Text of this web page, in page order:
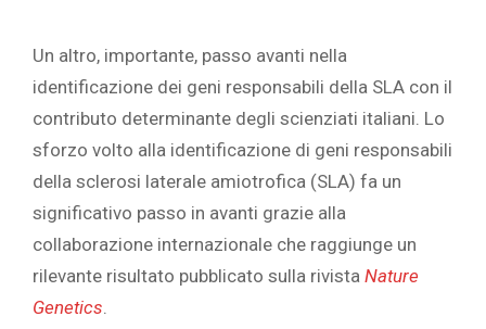
Un altro, importante, passo avanti nella
identificazione dei geni responsabili della SLA con il
contributo determinante degli scienziati italiani. Lo
sforzo volto alla identificazione di geni responsabili
della sclerosi laterale amiotrofica (SLA) fa un
significativo passo in avanti grazie alla
collaborazione internazionale che raggiunge un
rilevante risultato pubblicato sulla rivista Nature
Genetics.